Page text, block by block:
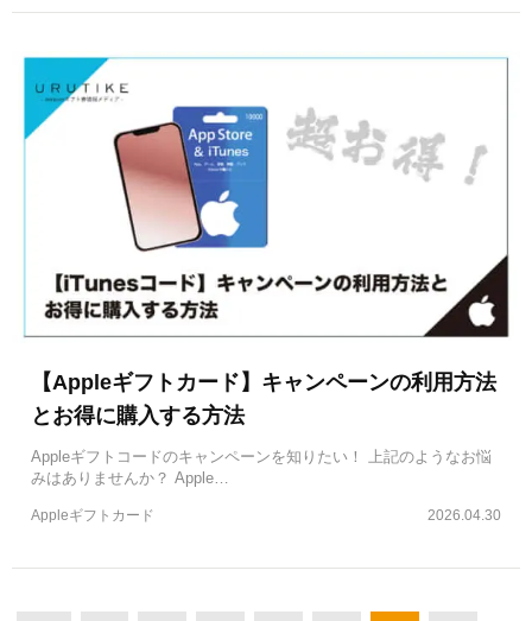
【Appleギフトカード】キャンペーンの利用方法
とお得に購入する方法
Appleギフトコードのキャンペーンを知りたい！ 上記のようなお悩
みはありませんか？ Apple…
2026.04.30
Appleギフトカード